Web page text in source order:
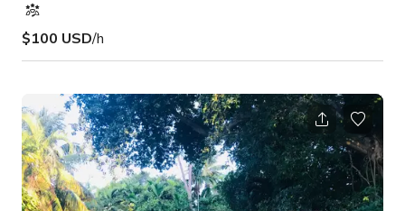
$100 USD/h